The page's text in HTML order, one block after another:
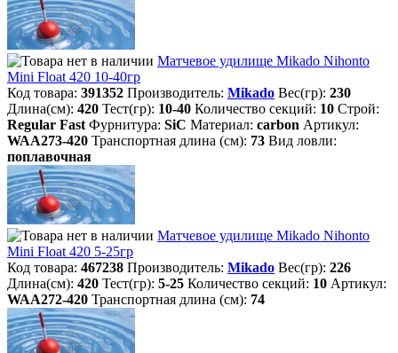
Матчевое удилище Mikado Nihonto
Mini Float 420 10-40гр
Код товара: 391352 Производитель: Mikado Вес(гр): 230
Длина(см): 420 Тест(гр): 10-40 Количество секций: 10 Строй:
Regular Fast Фурнитура: SiC Материал: carbon Артикул:
WAA273-420 Транспортная длина (см): 73 Вид ловли:
поплавочная
Матчевое удилище Mikado Nihonto
Mini Float 420 5-25гр
Код товара: 467238 Производитель: Mikado Вес(гр): 226
Длина(см): 420 Тест(гр): 5-25 Количество секций: 10 Артикул:
WAA272-420 Транспортная длина (см): 74